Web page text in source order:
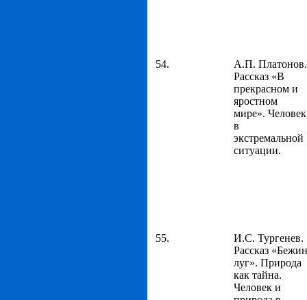
54.
А.П. Платонов.
Рассказ «В
прекрасном и
яростном
мире». Человек
в
экстремальной
ситуации.
55.
И.С. Тургенев.
Рассказ «Бежин
луг». Природа
как тайна.
Человек и